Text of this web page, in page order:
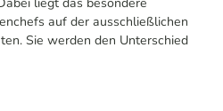
auf der ausschließlichen
Sie werden den Unterschied